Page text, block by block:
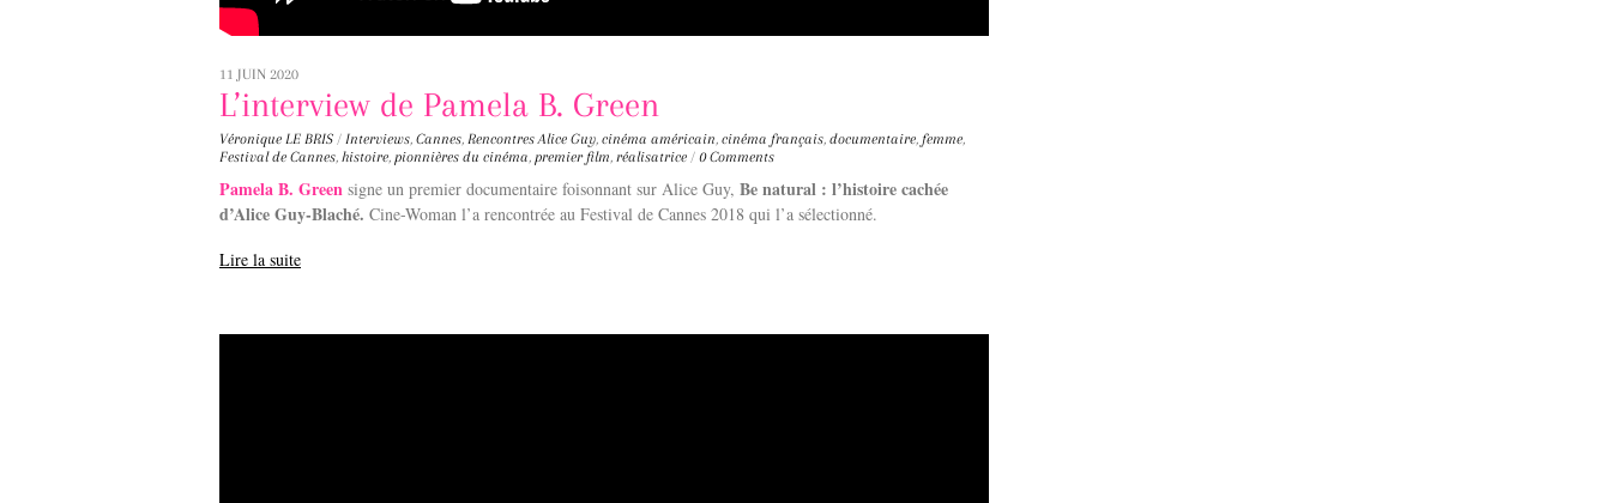
11 JUIN 2020
L’interview de Pamela B. Green
Véronique LE BRIS / Interviews, Cannes, Rencontres Alice Guy, cinéma américain, cinéma français, documentaire, femme,
Festival de Cannes, histoire, pionnières du cinéma, premier film, réalisatrice / 0 Comments
Pamela B. Green signe un premier documentaire foisonnant sur Alice Guy, Be natural : l’histoire cachée
d’Alice Guy-Blaché. Cine-Woman l’a rencontrée au Festival de Cannes 2018 qui l’a sélectionné.
Lire la suite